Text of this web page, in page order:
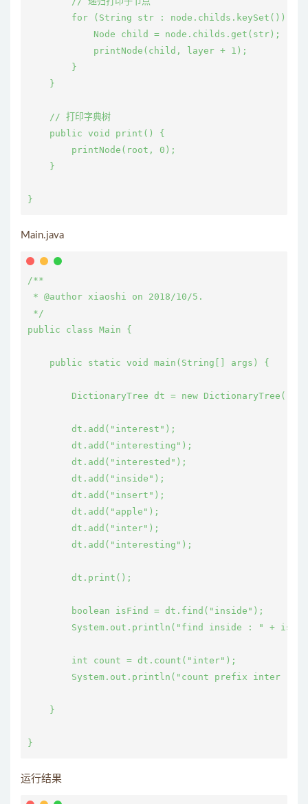
        for (String str : node.childs.keySet()) {
            Node child = node.childs.get(str);
            printNode(child, layer + 1);
        }
    }
    // 打印字典树
    public void print() {
        printNode(root, 0);
    }
Main.java
/**
* @author xiaoshi on 2018/10/5.
*/
public class Main {
    public static void main(String[] args) {
        DictionaryTree dt = new DictionaryTree();
        dt.add("interest");
        dt.add("interesting");
        dt.add("interested");
        dt.add("inside");
        dt.add("insert");
        dt.add("apple");
        dt.add("inter");
        dt.add("interesting");
        dt.print();
        boolean isFind = dt.find("inside");
System.out.println("find inside : " +
        int count = dt.count("inter");
System.out.println("count prefix inter : "
    }
运行结果